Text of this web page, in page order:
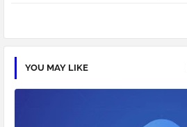
YOU MAY LIKE